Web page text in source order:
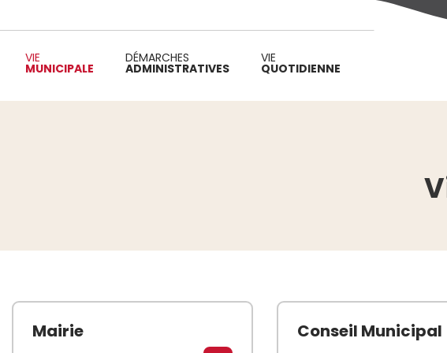
VIE
MUNICIPALE
DÉMARCHES
ADMINISTRATIVES
VIE
QUOTIDIENNE
Mairie Conseil Municipal